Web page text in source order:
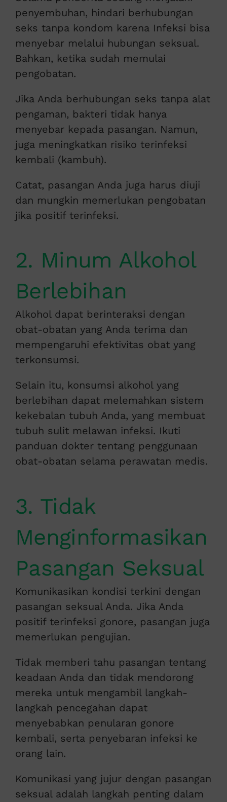
penyembuhan, hindari berhubungan
seks tanpa kondom karena Infeksi bisa
menyebar melalui hubungan seksual.
Bahkan, ketika sudah memulai
pengobatan.
Jika Anda berhubungan seks tanpa alat
pengaman, bakteri tidak hanya
menyebar kepada pasangan. Namun,
juga meningkatkan risiko terinfeksi
kembali (kambuh).
Catat, pasangan Anda juga harus diuji
dan mungkin memerlukan pengobatan
jika positif terinfeksi.
2. Minum Alkohol
Berlebihan
Alkohol dapat berinteraksi dengan
obat-obatan yang Anda terima dan
mempengaruhi efektivitas obat yang
terkonsumsi.
Selain itu, konsumsi alkohol yang
berlebihan dapat melemahkan sistem
kekebalan tubuh Anda, yang membuat
tubuh sulit melawan infeksi. Ikuti
panduan dokter tentang penggunaan
obat-obatan selama perawatan medis.
3. Tidak
Menginformasikan
Pasangan Seksual
Komunikasikan kondisi terkini dengan
pasangan seksual Anda. Jika Anda
positif terinfeksi gonore, pasangan juga
memerlukan pengujian.
Tidak memberi tahu pasangan tentang
keadaan Anda dan tidak mendorong
mereka untuk mengambil langkah-
langkah pencegahan dapat
menyebabkan penularan gonore
kembali, serta penyebaran infeksi ke
orang lain.
Komunikasi yang jujur dengan pasangan
seksual adalah langkah penting dalam